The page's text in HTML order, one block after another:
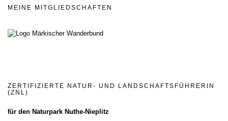
MEINE MITGLIEDSCHAFTEN
ZERTIFIZIERTE NATUR- UND LANDSCHAFTSFÜHRERIN
(ZNL)
für den Naturpark Nuthe-Nieplitz